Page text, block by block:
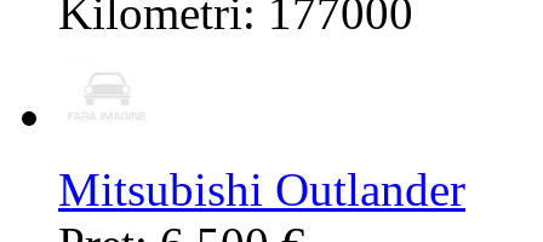
Kilometri: 177000
Mitsubishi Outlander